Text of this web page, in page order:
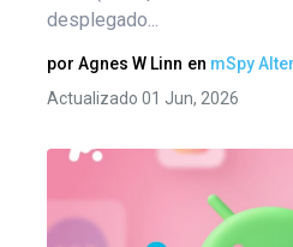
desplegado...
por Agnes W Linn en mSpy
Actualizado 01 Jun, 2026